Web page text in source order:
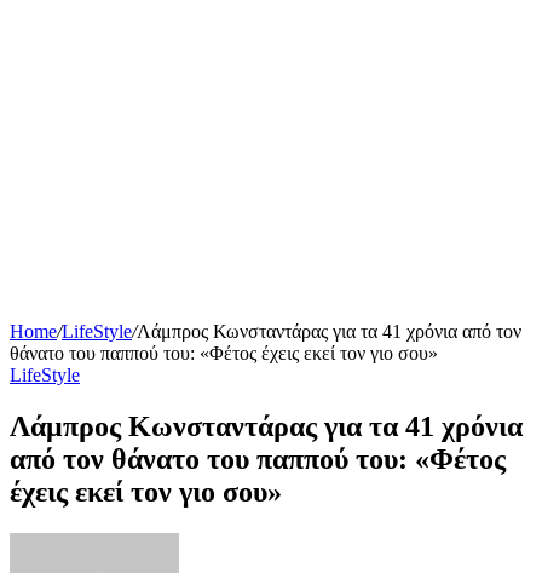
Home/LifeStyle/Λάμπρος Κωνσταντάρας για τα 41 χρόνια από τον
θάνατο του παππού του: «Φέτος έχεις εκεί τον γιο σου»
LifeStyle
Λάμπρος Κωνσταντάρας για τα 41 χρόνια
από τον θάνατο του παππού του: «Φέτος
έχεις εκεί τον γιο σου»